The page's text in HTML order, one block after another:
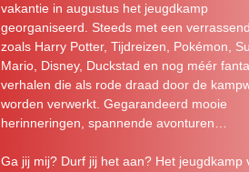
vakantie in augustus het jeugdkamp
georganiseerd. Steeds met een
zoals Harry Potter, Tijdreizen, Pokémon,
Mario, Disney, Duckstad en nog méér
verhalen die als rode draad door de
worden verwerkt. Gegarandeerd mooie
herinneringen, spannende avonturen…
Ga jij mij? Durf jij het aan? Het jeugdkamp